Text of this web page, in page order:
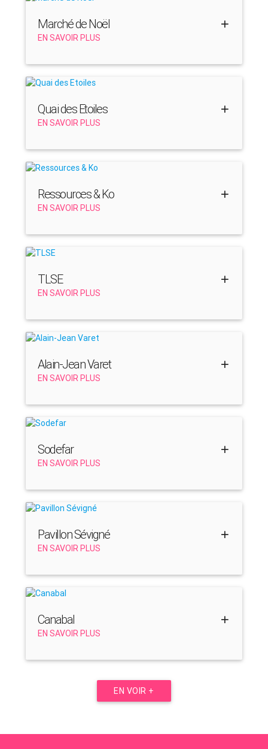
Marché de Noël
EN SAVOIR PLUS
Quai des Etoiles
EN SAVOIR PLUS
Ressources & Ko
EN SAVOIR PLUS
TLSE
EN SAVOIR PLUS
Alain-Jean Varet
EN SAVOIR PLUS
Sodefar
EN SAVOIR PLUS
Pavillon Sévigné
EN SAVOIR PLUS
Canabal
EN SAVOIR PLUS
EN VOIR +